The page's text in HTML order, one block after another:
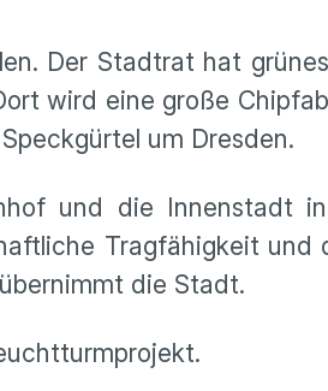
Der Stadtrat hat
wird eine große
um Dresden.
und die Innenstadt
Tragfähigkeit
übernimmt die Stadt.